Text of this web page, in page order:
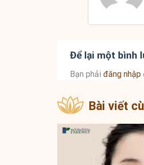
Để lại một bình
Bạn phải đăng nhập
Bài viết